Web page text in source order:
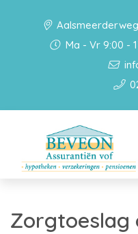
Aalsmeerderweg
Ma - Vr 9:00 -
Zorgtoeslag